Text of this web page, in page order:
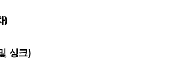
)
싱크)